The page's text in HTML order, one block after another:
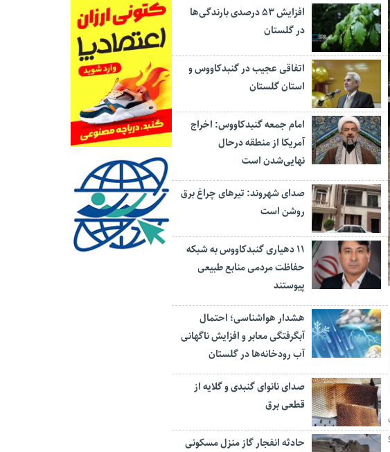
افزایش ۵۳ درصدی بارندگی‌ها
در گلستان
اتفاقی عجیب در‌ گنبدکاووس و
استان گلستان
امام جمعه گنبدکاووس: اخراج
آمریکا از منطقه درحال
نهایی‌شدن است
صدای شهروند: تیرهای چراغ برق
روشن است
۱۱ دهیاری گنبدکاووس به شبکه
حفاظت مردمی منابع طبیعی
پیوستند
هشدار هواشناسی؛ احتمال
آبگرفتگی معابر و افزایش ناگهانی
آب رودخانه‌ها در گلستان
صدای نانوای گنبدی و گلایه از
قطعی برق
حادثه انفجار گاز منزل مسکونی